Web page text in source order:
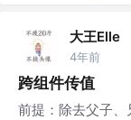
大王Elle
4年前
跨组件传值
前提：除去父子